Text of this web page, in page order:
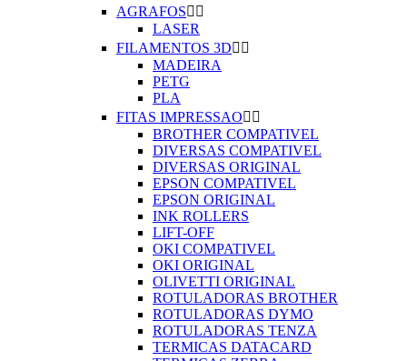
AGRAFOS 
LASER
FILAMENTOS 3D 
MADEIRA
PETG
PLA
FITAS IMPRESSAO 
BROTHER COMPATIVEL
DIVERSAS COMPATIVEL
DIVERSAS ORIGINAL
EPSON COMPATIVEL
EPSON ORIGINAL
INK ROLLERS
LIFT-OFF
OKI COMPATIVEL
OKI ORIGINAL
OLIVETTI ORIGINAL
ROTULADORAS BROTHER
ROTULADORAS DYMO
ROTULADORAS TENZA
TERMICAS DATACARD